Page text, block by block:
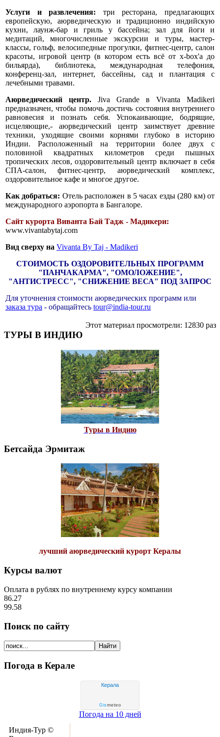
Услуги и развлечения: три ресторана, предлагающих
европейскую, аюрведическую и традиционно индийскую
кухни, лаунж-бар и гриль у бассейна; зал для йоги и
медитаций, многочисленные экскурсии и туры, мастер-
классы, гольф, велосипедные прогулки, фитнес-центр, салон
красоты, игровой центр (в котором есть всё от x-box'a до
бильярда), библиотека, международная телефония,
конференц-зал, интернет, бассейны, сад и плантация с
лечебными травами.
Аюрведический центр. Jiva Grande в Vivanta Madikeri
предназначен, чтобы помочь достичь состояния внутреннего
равновесия и познать себя. Успокаивающие, бодрящие,
исцеляющие,- аюрведический центр заимствует древние
техники, уходящие своими корнями глубоко в историю
Индии. Расположенный на территории более двух с
половиной квадратных километров среди пышных
тропических лесов, оздоровительный центр включает в себя
СПА-салон, фитнес-центр, аюрведический комплекс,
оздоровительное кафе и многое другое.
Как добраться: Отель расположен в 5 часах езды (280 км) от
международного аэропорта в Бангалоре.
Сайт курорта Виванта Бай Тадж - Мадикери:
www.vivantabytaj.com
Вид сверху на Vivanta By Taj - Madikeri
СТОИМОСТЬ ОЗДОРОВИТЕЛЬНЫХ ПРОГРАММ
"ПАНЧАКАРМА", "ОМОЛОЖЕНИЕ",
"АНТИСТРЕСС", "СНИЖЕНИЕ ВЕСА" ПОД ЗАПРОС
Для уточнения стоимости аюрведических программ или
заказа тура - обращайтесь tour@india-tour.ru
Этот материал просмотрели: 12830 раз
ТУРЫ В ИНДИЮ
Туры в Индию
Бетсайда Эрмитаж
лучший аюрведический курорт Кералы
Курсы валют
Оплата в рублях по внутреннему курсу компании
86.27
99.58
Поиск по сайту
Погода в Керале
Керала
Gismeteo
Погода на 10 дней
Индия-Тур ©